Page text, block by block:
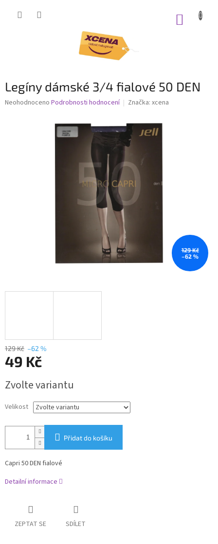
Legíny dámské 3/4 fialové 50 DEN
Průměrné
Neohodnoceno Podrobnosti hodnocení Značka: xcena
129 Kč
–62 %
129 Kč –62 %
49 Kč
cena:
Zvolte variantu
Velikost
Přidat do košíku
Capri 50 DEN fialové
Detailní informace
ZEPTAT SE SDÍLET